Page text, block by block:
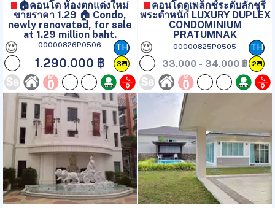
🏠คอนโด ห้องตกแต่งใหม่
ขายราคา 1.29 🏠 Condo,
newly renovated, for sale
at 1.29 million baht.
😍 00000826P0506
1.290.000 ฿
TH
3
คอนโดดูเพล็กซ์ระดับลักชูรี่
พระตำหนัก LUXURY DUPLEX
CONDOMINIUM
PRATUMNAK
😍 00000825P0505
33.000 - 34.000 ฿
TH
2